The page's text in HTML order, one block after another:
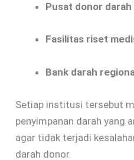
Pusat donor darah
Fasilitas riset
Bank darah
Setiap institusi tersebut
penyimpanan darah yang
agar tidak terjadi
darah donor.